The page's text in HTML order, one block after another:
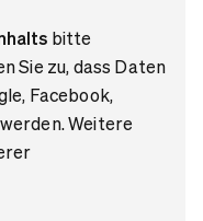
bitte
Sie zu, dass Daten
Facebook,
Weitere